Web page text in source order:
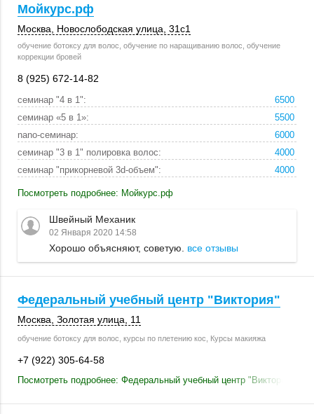
Мойкурс.рф
Москва , Новослободская улица, 31с1
обучение ботоксу для волос, обучение по наращиванию волос, обучение
коррекции бровей
8 (925) 672-14-82
семинар "4 в 1":
6500
семинар «5 в 1»:
5500
nano-семинар:
6000
семинар "3 в 1" полировка волос:
4000
семинар "прикорневой 3d-объем":
4000
Посмотреть подробнее: Мойкурс.рф
Швейный Механик
02 Января 2020 14:58
Хорошо объясняют, советую. все отзывы
Федеральный учебный центр "Виктория"
Москва Золотая улица, 11
обучение ботоксу для волос, курсы по плетению кос, Курсы макияжа
+7 (922) 305-64-58
Посмотреть подробнее: Федеральный учебный центр "Виктория"